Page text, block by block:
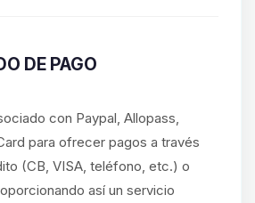
DE PAGO
con Paypal, Allopass,
para ofrecer pagos a través
(CB, VISA, teléfono, etc.) o
así un servicio